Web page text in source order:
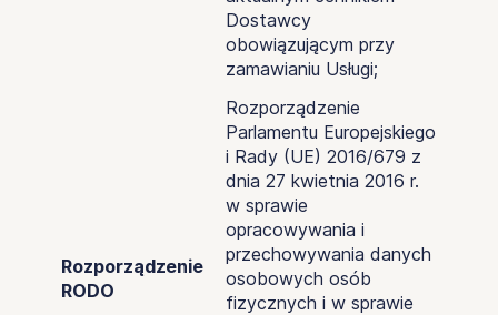
Dostawcy
obowiązującym przy
zamawianiu Usługi;
Rozporządzenie
RODO
Rozporządzenie
Parlamentu Europejskiego
i Rady (UE) 2016/679 z
dnia 27 kwietnia 2016 r.
w sprawie
opracowywania i
przechowywania danych
osobowych osób
fizycznych i w sprawie